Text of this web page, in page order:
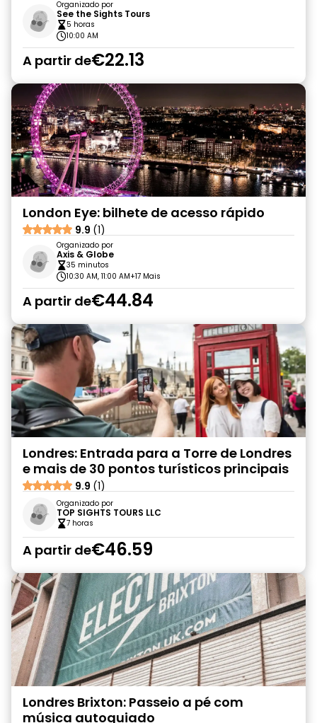
Organizado por
See the Sights Tours
5 horas
10:00 AM
A partir de€22.13
London Eye: bilhete de acesso rápido
9.9 (1)
Organizado por
Axis & Globe
35 minutos
10:30 AM, 11:00 AM+17 Mais
A partir de€44.84
Londres: Entrada para a Torre de Londres
e mais de 30 pontos turísticos principais
9.9 (1)
Organizado por
TOP SIGHTS TOURS LLC
7 horas
A partir de€46.59
Londres Brixton: Passeio a pé com
música autoguiado